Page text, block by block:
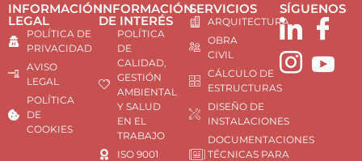
INFORMACIÓN
LEGAL
POLÍTICA DE
PRIVACIDAD
AVISO
LEGAL
POLÍTICA
DE
COOKIES
INFORMACIÓN
DE INTERÉS
POLÍTICA
DE
CALIDAD,
GESTIÓN
AMBIENTAL
Y SALUD
EN EL
TRABAJO
ISO 9001
SERVICIOS
ARQUITECTURA
OBRA
CIVIL
CÁLCULO DE
ESTRUCTURAS
DISEÑO DE
INSTALACIONES
DOCUMENTACIONES
TÉCNICAS PARA
SÍGUENOS